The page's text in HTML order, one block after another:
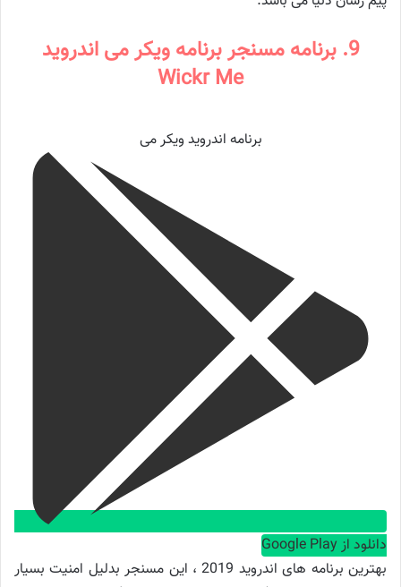
9. برنامه مسنجر برنامه ویکر می اندروید
Wickr Me
برنامه اندروید ویکر می
دانلود از Google Play
بهترین برنامه های اندروید 2019 ، این مسنجر بدلیل امنیت بسیار